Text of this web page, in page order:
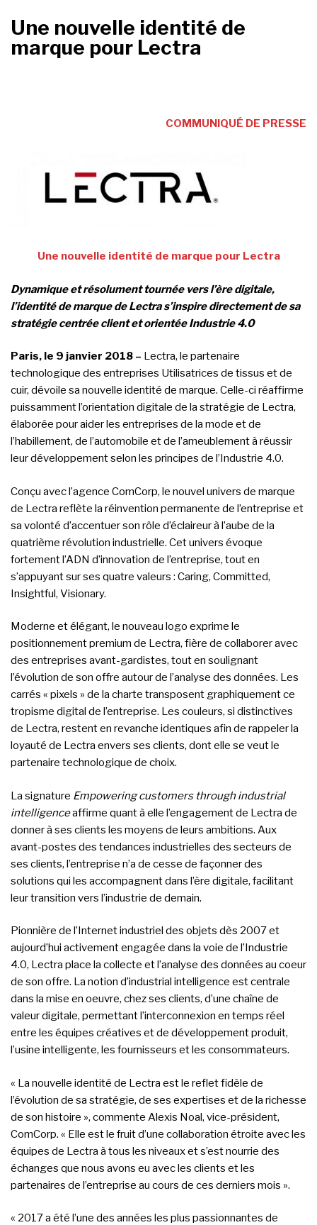
Une nouvelle identité de
marque pour Lectra
COMMUNIQUÉ DE PRESSE
Une nouvelle identité de marque pour Lectra
Dynamique et résolument tournée vers l’ère digitale,
l’identité de marque de Lectra s’inspire directement de sa
stratégie centrée client et orientée Industrie 4.0
Paris, le 9 janvier 2018 – Lectra, le partenaire
technologique des entreprises Utilisatrices de tissus et de
cuir, dévoile sa nouvelle identité de marque. Celle-ci réaffirme
puissamment l’orientation digitale de la stratégie de Lectra,
élaborée pour aider les entreprises de la mode et de
l’habillement, de l’automobile et de l’ameublement à réussir
leur développement selon les principes de l’Industrie 4.0.
Conçu avec l’agence ComCorp, le nouvel univers de marque
de Lectra reflète la réinvention permanente de l’entreprise et
sa volonté d’accentuer son rôle d’éclaireur à l’aube de la
quatrième révolution industrielle. Cet univers évoque
fortement l’ADN d’innovation de l’entreprise, tout en
s’appuyant sur ses quatre valeurs : Caring, Committed,
Insightful, Visionary.
Moderne et élégant, le nouveau logo exprime le
positionnement premium de Lectra, fière de collaborer avec
des entreprises avant-gardistes, tout en soulignant
l’évolution de son offre autour de l’analyse des données. Les
carrés « pixels » de la charte transposent graphiquement ce
tropisme digital de l’entreprise. Les couleurs, si distinctives
de Lectra, restent en revanche identiques afin de rappeler la
loyauté de Lectra envers ses clients, dont elle se veut le
partenaire technologique de choix.
La signature Empowering customers through industrial
intelligenceaffirme quant à elle l’engagement de Lectra de
donner à ses clients les moyens de leurs ambitions. Aux
avant-postes des tendances industrielles des secteurs de
ses clients, l’entreprise n’a de cesse de façonner des
solutions qui les accompagnent dans l’ère digitale, facilitant
leur transition vers l’industrie de demain.
Pionnière de l’Internet industriel des objets dès 2007 et
aujourd’hui activement engagée dans la voie de l’Industrie
4.0, Lectra place la collecte et l’analyse des données au coeur
de son offre. La notion d’industrial intelligence est centrale
dans la mise en oeuvre, chez ses clients, d’une chaîne de
valeur digitale, permettant l’interconnexion en temps réel
entre les équipes créatives et de développement produit,
l’usine intelligente, les fournisseurs et les consommateurs.
« La nouvelle identité de Lectra est le reflet fidèle de
l’évolution de sa stratégie, de ses expertises et de la richesse
de son histoire », commente Alexis Noal, vice-président,
ComCorp. « Elle est le fruit d’une collaboration étroite avec les
équipes de Lectra à tous les niveaux et s’est nourrie des
échanges que nous avons eu avec les clients et les
partenaires de l’entreprise au cours de ces derniers mois ».
« 2017 a été l’une des années les plus passionnantes de